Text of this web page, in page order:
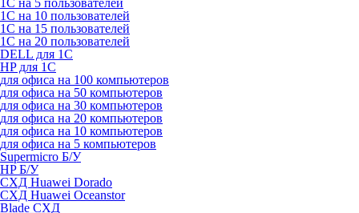
1С на 5 пользователей
1С на 10 пользователей
1С на 15 пользователей
1С на 20 пользователей
DELL для 1С
HP для 1С
для офиса на 100 компьютеров
для офиса на 50 компьютеров
для офиса на 30 компьютеров
для офиса на 20 компьютеров
для офиса на 10 компьютеров
для офиса на 5 компьютеров
Supermicro Б/У
HP Б/У
СХД Huawei Dorado
СХД Huawei Oceanstor
Blade СХД